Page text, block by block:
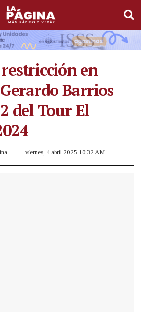
en
Barrios
del Tour El
viernes, 4 abril 2025 10:32 AM